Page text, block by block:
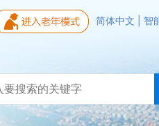
简体中文 智